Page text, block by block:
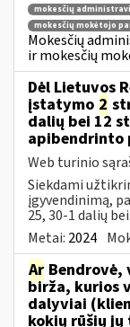
mokesčių
mokesčių mokėtojo
Mokesčių
ir mokesčių
Dėl Lietuvos
įstatymo 2
dalių bei 12
apibendrinto
Web turinio
Siekdami
įgyvendinimą,
25, 30-1 dalių
Metai: 2024
Ar
birža, kurios
dalyviai
kokių rūšių